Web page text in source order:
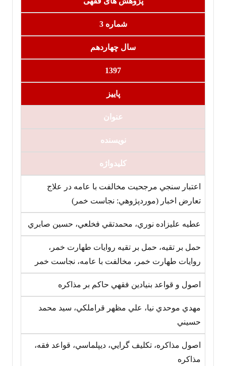
شماره 3
سال چهاردهم
1397
پاییز
عنوان‏
نویسنده
کلیدواژه
اعتبار سنجي مرجحيت مخالفت با عامه در علاج
تعارض اخبار (موردپژوهي: نجاست خمر)
عطيه عليزاده نوري، محمدتقي فخلعي، حسين صابري
حمل بر تقيه، حمل بر تقيه روايات طهارت خمر،
روايات طهارت خمر، مخالفت با عامه، نجاست خمر
اصول و قواعد بنيادين فقهي حاکم بر مذاکره
مهدي موحدي نيا، علي مظهر قراملکي، سيد محمد
حسيني
اصول مذاکره، تکليف گرايي، ديپلماسي، قواعد فقه،
مذاکره